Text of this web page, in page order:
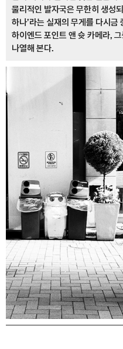
물리적인 발자국은 무한히 생성
하나’라는 실재의 무게를 다시
하이엔드 포인트 앤 슛 카메라,
나열해 본다.